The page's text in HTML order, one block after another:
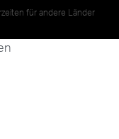
für andere Länder